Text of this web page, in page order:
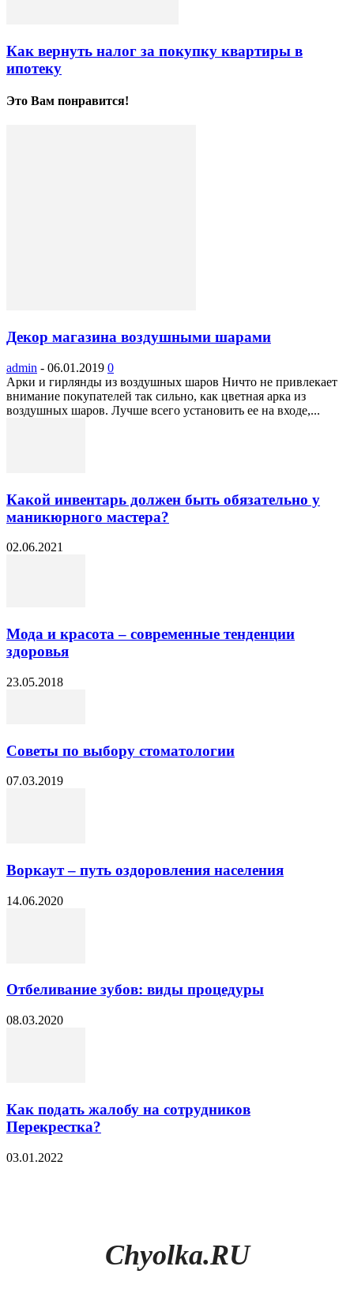
Как вернуть налог за покупку квартиры в
ипотеку
Это Вам понравится!
Декор магазина воздушными шарами
admin - 06.01.2019 0
Арки и гирлянды из воздушных шаров Ничто не привлекает
внимание покупателей так сильно, как цветная арка из
воздушных шаров. Лучше всего установить ее на входе,...
Какой инвентарь должен быть обязательно у
маникюрного мастера?
02.06.2021
Мода и красота – современные тенденции
здоровья
23.05.2018
Советы по выбору стоматологии
07.03.2019
Воркаут – путь оздоровления населения
14.06.2020
Отбеливание зубов: виды процедуры
08.03.2020
Как подать жалобу на сотрудников
Перекрестка?
03.01.2022
Chyolka.RU